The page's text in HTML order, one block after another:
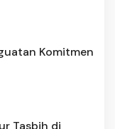
Komitmen
Tasbih di